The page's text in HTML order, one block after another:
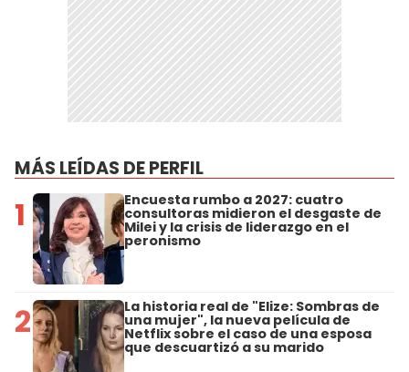
MÁS LEÍDAS DE PERFIL
1 Encuesta rumbo a 2027: cuatro
consultoras midieron el desgaste de
Milei y la crisis de liderazgo en el
peronismo
2 La historia real de "Elize: Sombras de
una mujer", la nueva película de
Netflix sobre el caso de una esposa
que descuartizó a su marido